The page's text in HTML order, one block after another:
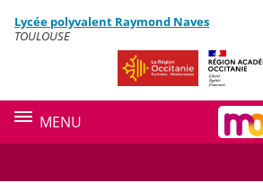
Menu de la rubrique
Contenu
Lycée polyvalent Raymond Naves
TOULOUSE
MENU